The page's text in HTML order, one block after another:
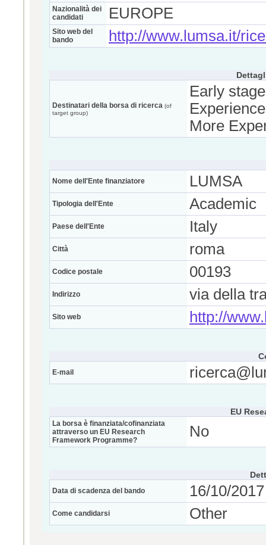
Nazionalità dei
candidati
EUROPE
Sito web del
bando
http://www.lumsa.it/
Destinatari della borsa di ricerca (of
target group)
Early
More
Nome dell'Ente finanziatore LUMSA
Tipologia dell'Ente Academic
Paese dell'Ente Italy
Città roma
Codice postale 00193
Indirizzo via della
Sito web http://
E-mail
EU
La borsa è finanziata/cofinanziata
attraverso un EU Research
Framework Programme?
No
Data di scadenza del bando 16/10/
Come candidarsi Other